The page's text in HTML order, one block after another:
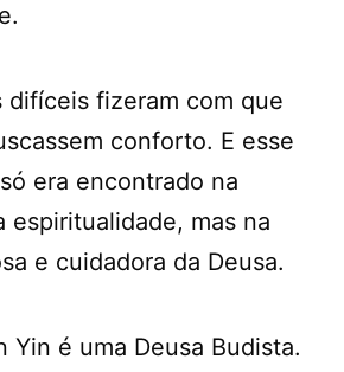
difíceis fizeram com que
conforto. E esse
era encontrado na
espiritualidade, mas na
e cuidadora da Deusa.
Yin é uma Deusa Budista.